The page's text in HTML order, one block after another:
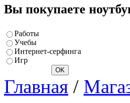
Вы покупаете
Работы
Учебы
Интернет-серфинга
Игр
Главная /